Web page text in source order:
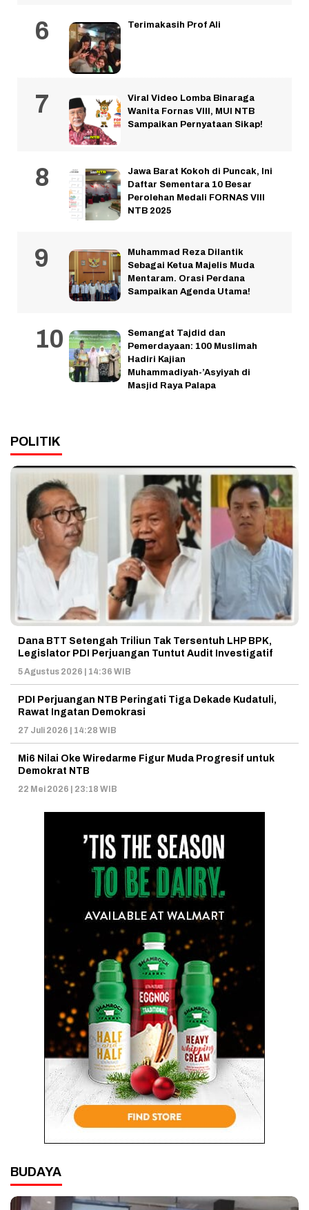
Terimakasih Prof Ali
Viral Video Lomba Binaraga
Wanita Fornas VIII, MUI NTB
Sampaikan Pernyataan Sikap!
Jawa Barat Kokoh di Puncak, Ini
Daftar Sementara 10 Besar
Perolehan Medali FORNAS VIII
NTB 2025
Muhammad Reza Dilantik
Sebagai Ketua Majelis Muda
Mentaram. Orasi Perdana
Sampaikan Agenda Utama!
Semangat Tajdid dan
Pemerdayaan: 100 Muslimah
Hadiri Kajian
Muhammadiyah-’Asyiyah di
Masjid Raya Palapa
POLITIK
Dana BTT Setengah Triliun Tak Tersentuh LHP BPK,
Legislator PDI Perjuangan Tuntut Audit Investigatif
5 Agustus 2026 | 14:36 WIB
PDI Perjuangan NTB Peringati Tiga Dekade Kudatuli,
Rawat Ingatan Demokrasi
27 Juli 2026 | 14:28 WIB
Mi6 Nilai Oke Wiredarme Figur Muda Progresif untuk
Demokrat NTB
22 Mei 2026 | 23:18 WIB
BUDAYA